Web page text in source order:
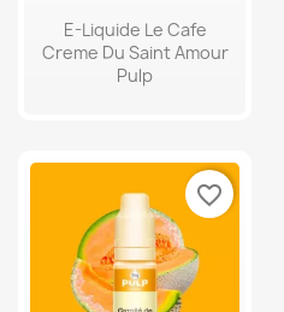
E-Liquide Le Cafe
Creme Du Saint Amour
Pulp
favorite_border